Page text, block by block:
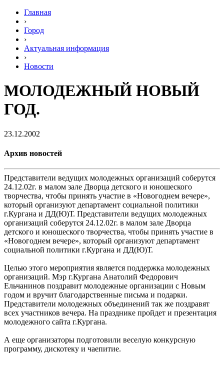
Главная
›
Город
›
Актуальная информация
›
Новости
МОЛОДЕЖНЫЙ НОВЫЙ
ГОД.
23.12.2002
Архив новостей
Представители ведущих молодежных организаций соберутся
24.12.02г. в малом зале Дворца детского и юношеского
творчества, чтобы принять участие в «Новогоднем вечере»,
который организуют департамент социальной политики
г.Кургана и ДД(Ю)Т. Представители ведущих молодежных
организаций соберутся 24.12.02г. в малом зале Дворца
детского и юношеского творчества, чтобы принять участие в
«Новогоднем вечере», который организуют департамент
социальной политики г.Кургана и ДД(Ю)Т.
Целью этого мероприятия является поддержка молодежных
организаций. Мэр г.Кургана Анатолий Федорович
Ельчанинов поздравит молодежные организации с Новым
годом и вручит благодарственные письма и подарки.
Представители молодежных объединений так же поздравят
всех участников вечера. На празднике пройдет и презентация
молодежного сайта г.Кургана.
А еще организаторы подготовили веселую конкурсную
программу, дискотеку и чаепитие.